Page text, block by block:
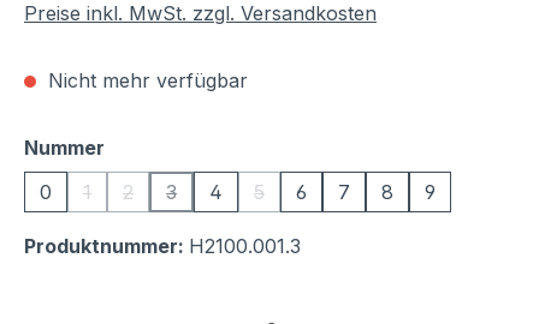
Preise inkl. MwSt. zzgl. Versandkosten
Nicht mehr verfügbar
Nummer
0
1
(Diese Option ist zurzeit nicht verfügbar.)
2
(Diese Option ist zurzeit nicht verfügbar.)
3
(Diese Option ist zurzeit nicht verfügbar.)
4 5
(Diese Option ist zurzeit nicht
6 7 8 9
Produktnummer: H2100.001.3